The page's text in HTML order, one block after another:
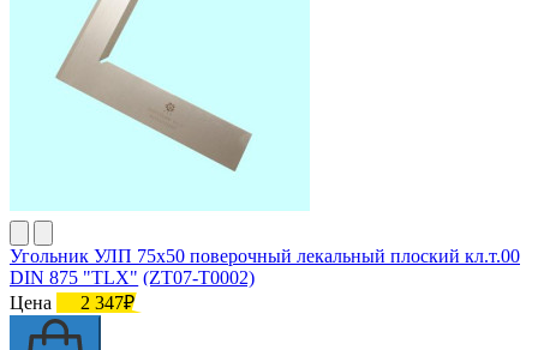
Угольник УЛП 75х50 поверочный лекальный плоский кл.т.00
DIN 875 "TLX" (ZT07-T0002)
Цена
2 347₽